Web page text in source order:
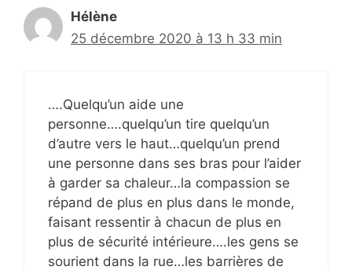
Hélène
25 décembre 2020 à 13 h 33 min
….Quelqu’un aide une
personne….quelqu’un tire quelqu’un
d’autre vers le haut…quelqu’un prend
une personne dans ses bras pour l’aider
à garder sa chaleur…la compassion se
répand de plus en plus dans le monde,
faisant ressentir à chacun de plus en
plus de sécurité intérieure….les gens se
sourient dans la rue…les barrières de